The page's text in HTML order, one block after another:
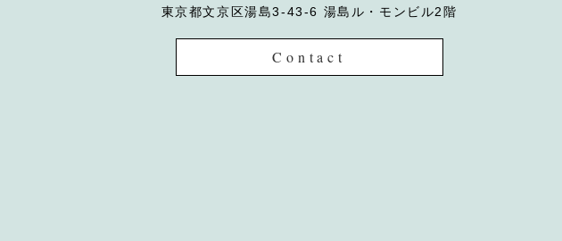
東京都文京区湯島3-43-6 湯島ル・モンビル2階
Contact